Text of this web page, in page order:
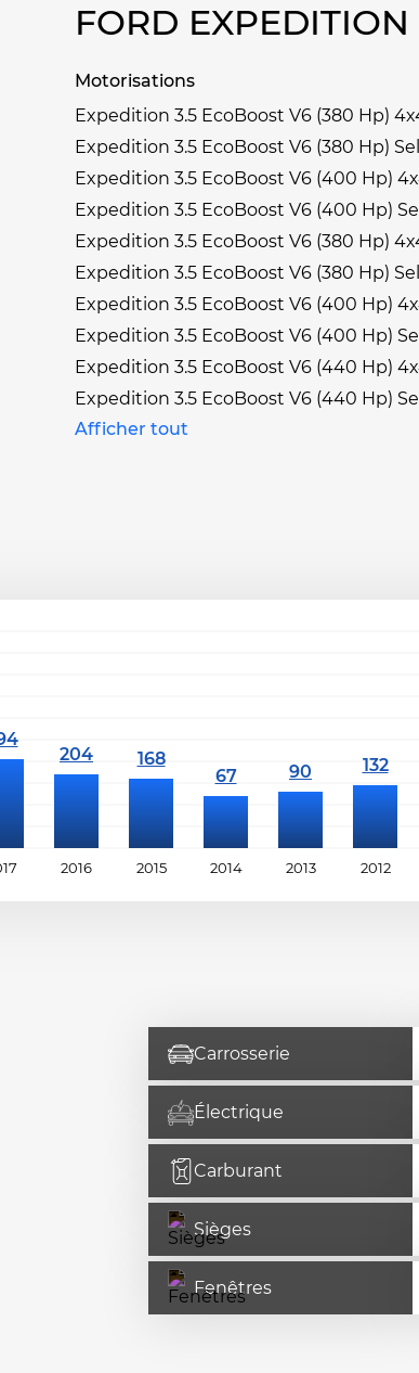
FORD
Motorisations
Expedition 3.5 EcoBoost V6 (380 Hp)
Expedition 3.5 EcoBoost V6 (380 Hp)
Expedition 3.5 EcoBoost V6 (400 Hp)
Expedition 3.5 EcoBoost V6 (400 Hp)
Expedition 3.5 EcoBoost V6 (380 Hp)
Expedition 3.5 EcoBoost V6 (380 Hp)
Expedition 3.5 EcoBoost V6 (400 Hp)
Expedition 3.5 EcoBoost V6 (400 Hp)
Expedition 3.5 EcoBoost V6 (440 Hp)
Expedition 3.5 EcoBoost V6 (440 Hp)
Afficher tout
2016 2015 2014 2013 2012
Carrosserie
Électrique
Carburant
Sièges
Fenêtres